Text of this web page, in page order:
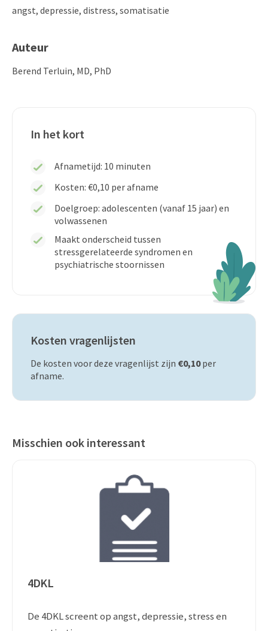
angst, depressie, distress, somatisatie
Auteur
Berend Terluin, MD, PhD
In het kort
Afnametijd: 10 minuten
Kosten: €0,10 per afname
Doelgroep: adolescenten (vanaf 15 jaar) en
volwassenen
Maakt onderscheid tussen
stressgerelateerde syndromen en
psychiatrische stoornissen
Kosten vragenlijsten
De kosten voor deze vragenlijst zijn €0,10per
afname.
Misschien ook interessant
4DKL
De 4DKL screent op angst, depressie, stress en